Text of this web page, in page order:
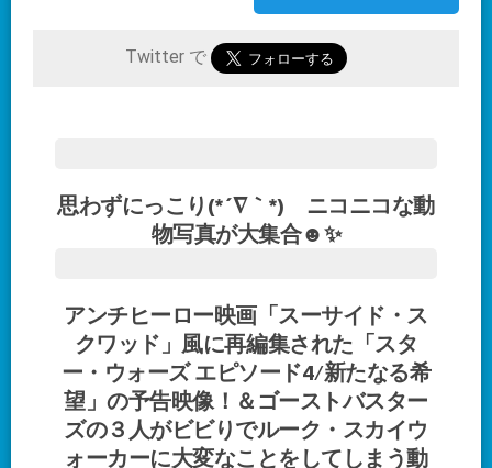
Twitter で
思わずにっこり(*´∇｀*) ニコニコな動
物写真が大集合☻✨
アンチヒーロー映画「スーサイド・ス
クワッド」風に再編集された「スタ
ー・ウォーズ エピソード4/新たなる希
望」の予告映像！＆ゴーストバスター
ズの３人がビビりでルーク・スカイウ
ォーカーに大変なことをしてしまう動